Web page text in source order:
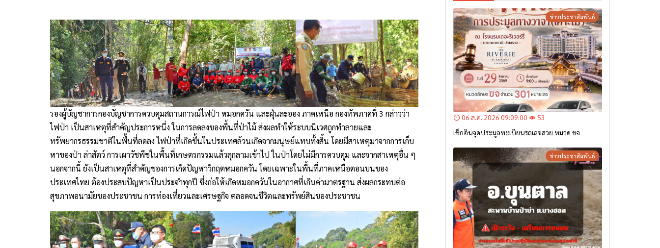
รองผู้บัญชาการกองบัญชาการควบคุมสถานการณ์ไฟป่า หมอกควัน และฝุ่นละออง ภาคเหนือ กองทัพภาคที่ 3 กล่าวว่า
ไฟป่า เป็นสาเหตุที่สำคัญประการหนึ่ง ในการลดลงของพื้นที่ป่าไม้ ส่งผลทำให้ระบบนิเวศถูกทำลายและ
ทรัพยากรธรรมชาติในพื้นที่ลดลง ไฟป่าที่เกิดขึ้นในประเทศล้วนเกิดจากมนุษย์แทบทั้งสิ้น โดยมีสาเหตุมาจากการเก็บ
หาของป่า ล่าสัตว์ การเผาวัชพืชในพื้นที่เกษตรกรรมแล้วลุกลามเข้าไป ในป่าโดยไม่มีการควบคุม และจากสาเหตุอื่น ๆ
นอกจากนี้ ยังเป็นสาเหตุที่สำคัญของการเกิดปัญหาวิกฤตหมอกควัน โดยเฉพาะในพื้นที่ภาคเหนือตอนบนของ
ประเทศไทย ต้องประสบปัญหาเป็นประจำทุกปี ซึ่งก่อให้เกิดหมอกควันในอากาศที่เกินค่ามาตรฐาน ส่งผลกระทบต่อ
สุขภาพอนามัยของประชาชน การท่องเที่ยวและเศรษฐกิจ ตลอดจนชีวิตและทรัพย์สินของประชาชน
ข่าวประชาสัมพันธ์
06 ส.ค. 2026 09:09:00
53
เช็กอินจุดประมูลทะเบียนรถเลขสวย หมวด ขจ
ข่าวประชาสัมพันธ์